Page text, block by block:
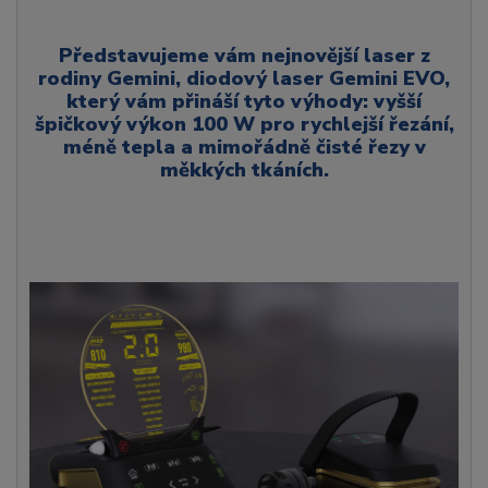
Představujeme vám nejnovější laser z
rodiny Gemini, diodový laser Gemini EVO,
který vám přináší tyto výhody: vyšší
špičkový výkon 100 W pro rychlejší řezání,
méně tepla a mimořádně čisté řezy v
měkkých tkáních.